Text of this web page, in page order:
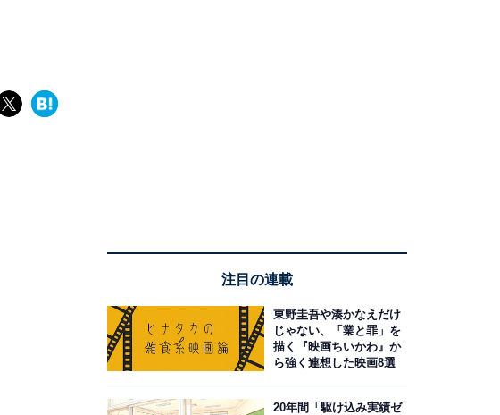
注目の連載
東野圭吾や湊かなえだけ
じゃない、「業と罪」を
描く『映画ちいかわ』か
ら強く連想した映画8選
20年間「駆け込み実績ゼ